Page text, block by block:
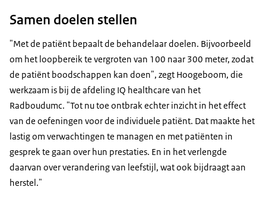
Samen doelen stellen
"Met de patiënt bepaalt de behandelaar doelen. Bijvoorbeeld
om het loopbereik te vergroten van 100 naar 300 meter, zodat
de patiënt boodschappen kan doen", zegt Hoogeboom, die
werkzaam is bij de afdeling IQ healthcare van het
Radboudumc. "Tot nu toe ontbrak echter inzicht in het effect
van de oefeningen voor de individuele patiënt. Dat maakte het
lastig om verwachtingen te managen en met patiënten in
gesprek te gaan over hun prestaties. En in het verlengde
daarvan over verandering van leefstijl, wat ook bijdraagt aan
herstel."